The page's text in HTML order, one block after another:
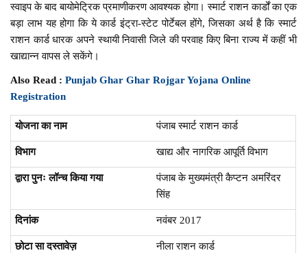
स्वाइप के बाद बायोमेट्रिक प्रमाणीकरण आवश्यक होगा। स्मार्ट राशन कार्डों का एक
बड़ा लाभ यह होगा कि ये कार्ड इंट्रा-स्टेट पोर्टेबल होंगे, जिसका अर्थ है कि स्मार्ट
राशन कार्ड धारक अपने स्थायी निवासी जिले की परवाह किए बिना राज्य में कहीं भी
खाद्यान्न वापस ले सकेंगे।
Also Read :Punjab Ghar Ghar Rojgar Yojana Online
Registration
योजना का नाम पंजाब स्मार्ट राशन कार्ड
विभाग खाद्य और नागरिक आपूर्ति विभाग
द्वारा पुनः लॉन्च किया गया
पंजाब के मुख्यमंत्री कैप्टन अमरिंदर
सिंह
दिनांक नवंबर 2017
छोटा सा दस्तावेज़ नीला राशन कार्ड